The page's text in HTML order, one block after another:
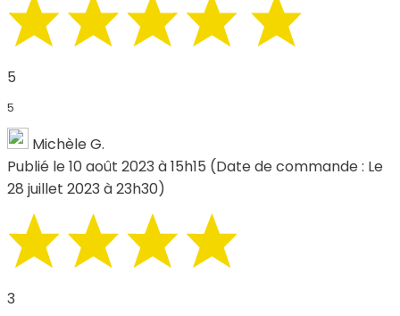
5
5
Michèle G.
Publié le 10 août 2023 à 15h15 (Date de commande : Le
28 juillet 2023 à 23h30)
3